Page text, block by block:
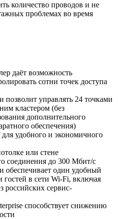
количество проводов и не
проблемах во время
даёт возможность
сотни точек доступа
позволит управлять 24 точками
кластером (без
дополнительного
обеспечения)
удобного и экономичного
или стене
соединения до 300 Мбит/с
обеспечивает один удобный
гостей в сети Wi-Fi, включая
российских сервис-
способствует снижению